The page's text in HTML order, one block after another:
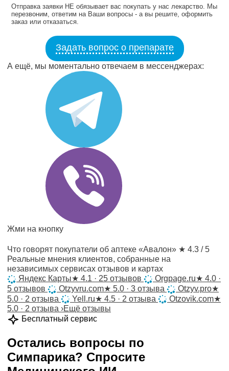
Отправка заявки НЕ обязывает вас покупать у нас лекарство. Мы
перезвоним, ответим на Ваши вопросы - а вы решите, оформить
заказ или отказаться.
Задать вопрос о препарате
А ещё, мы моментально отвечаем в мессенджерах:
Жми на кнопку
Что говорят покупатели об аптеке «Авалон» ★ 4.3 / 5
Реальные мнения клиентов, собранные на
независимых сервисах отзывов и картах
Яндекс Карты★ 4.1 · 25 отзывов Orgpage.ru★ 4.0 ·
5 отзывов
Otzyvru.com★ 5.0 · 3 отзыва Otzyv.pro★
5.0 · 2 отзыва
Yell.ru★ 4.5 · 2 отзыва Otzovik.com★
5.0 · 2 отзыва ›Ещё отзывы
Бесплатный сервис
Остались вопросы по
Симпарика? Спросите